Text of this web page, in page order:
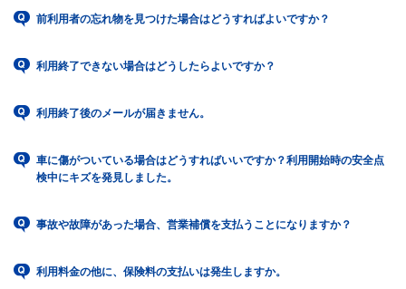
前利用者の忘れ物を見つけた場合はどうすればよいですか？
利用終了できない場合はどうしたらよいですか？
利用終了後のメールが届きません。
車に傷がついている場合はどうすればいいですか？利用開始時の安全点
検中にキズを発見しました。
事故や故障があった場合、営業補償を支払うことになりますか？
利用料金の他に、保険料の支払いは発生しますか。